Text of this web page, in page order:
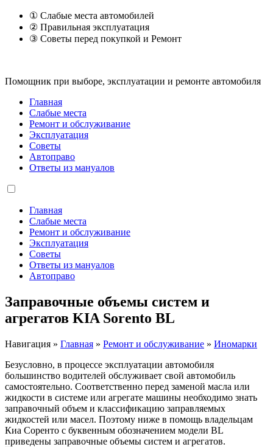
① Слабые места автомобилей
② Правильная эксплуатация
③ Советы перед покупкой и Ремонт
Помощник при выборе, эксплуатации и ремонте автомобиля
Главная
Слабые места
Ремонт и обслуживание
Эксплуатация
Советы
Автоправо
Ответы из мануалов
Главная
Слабые места
Ремонт и обслуживание
Эксплуатация
Советы
Ответы из мануалов
Автоправо
Заправочные объемы систем и
агрегатов KIA Sorento BL
Навигация » Главная » Ремонт и обслуживание » Иномарки
Безусловно, в процессе эксплуатации автомобиля
большинство водителей обслуживает свой автомобиль
самостоятельно. Соответственно перед заменой масла или
жидкости в системе или агрегате машины необходимо знать
заправочный объем и классификацию заправляемых
жидкостей или масел. Поэтому ниже в помощь владельцам
Киа Соренто с буквенным обозначением модели BL
приведены заправочные объемы систем и агрегатов.